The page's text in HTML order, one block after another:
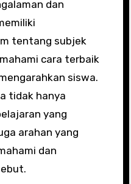
dan
tentang subjek
cara terbaik
siswa.
tidak hanya
yang
arahan yang
dan